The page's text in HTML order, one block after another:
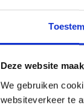
Deze website
We gebruiken
websiteverkeer te